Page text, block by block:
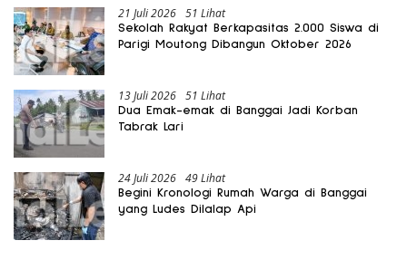
21 Juli 2026 51 Lihat
Sekolah Rakyat Berkapasitas 2.000 Siswa di
Parigi Moutong Dibangun Oktober 2026
13 Juli 2026 51 Lihat
Dua Emak-emak di Banggai Jadi Korban
Tabrak Lari
24 Juli 2026 49 Lihat
Begini Kronologi Rumah Warga di Banggai
yang Ludes Dilalap Api